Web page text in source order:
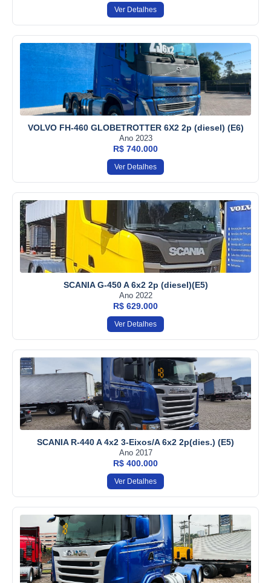
Ver Detalhes
VOLVO FH-460 GLOBETROTTER 6X2 2p (diesel) (E6)
Ano 2023
R$ 740.000
Ver Detalhes
SCANIA G-450 A 6x2 2p (diesel)(E5)
Ano 2022
R$ 629.000
Ver Detalhes
SCANIA R-440 A 4x2 3-Eixos/A 6x2 2p(dies.) (E5)
Ano 2017
R$ 400.000
Ver Detalhes